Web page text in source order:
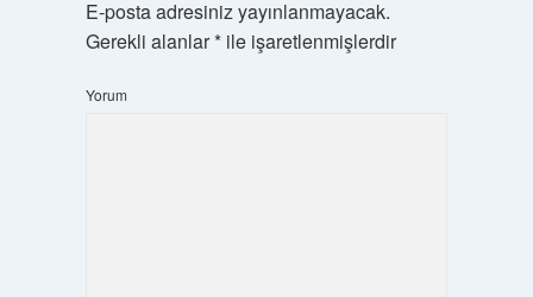
E-posta adresiniz yayınlanmayacak.
Gerekli alanlar*ile işaretlenmişlerdir
Yorum